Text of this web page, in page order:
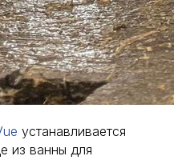
устанавливается
из ванны для